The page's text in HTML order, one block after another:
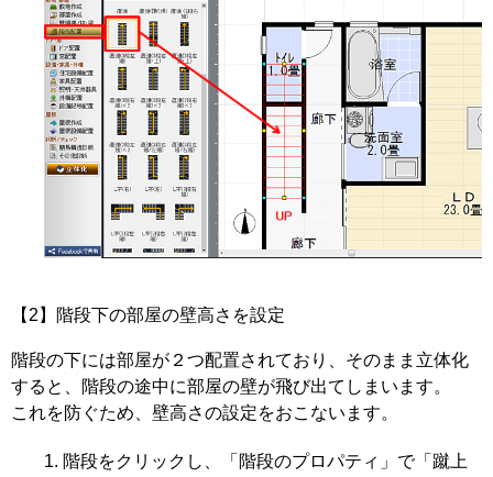
【2】階段下の部屋の壁高さを設定
階段の下には部屋が２つ配置されており、そのまま立体化
すると、階段の途中に部屋の壁が飛び出てしまいます。
これを防ぐため、壁高さの設定をおこないます。
階段をクリックし、「階段のプロパティ」で「蹴上